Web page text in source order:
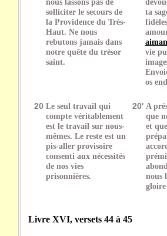
solliciter le secours de
la Providence du Très-
Haut. Ne nous
rebutons jamais dans
notre quête du trésor
saint.
ta
vie
os
20 Le seul travail qui
compte véritablement
est le travail sur nous-
mêmes. Le reste est un
pis-aller provisoire
consenti aux nécessités
de nos vies
prisonnières.
20' A
que
et
nous
gloire
Livre XVI, versets 44 à 45